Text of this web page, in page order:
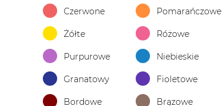
Czerwone Pomarańczowe
Żółte Różowe
Purpurowe Niebieskie
Granatowy Fioletowe
Bordowe Brązowe